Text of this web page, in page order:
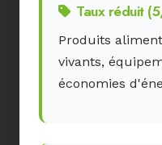
Taux réduit
Produits
vivants,
économies